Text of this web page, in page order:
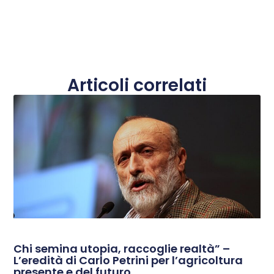
Articoli correlati
Chi semina utopia, raccoglie realtà” –
L’eredità di Carlo Petrini per l’agricoltura